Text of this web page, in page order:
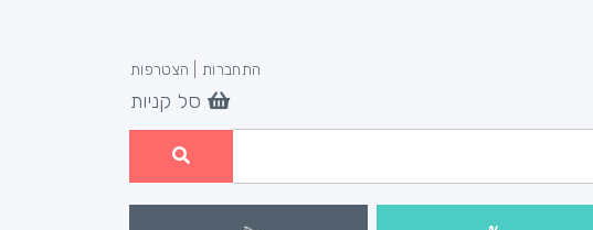
התחברות הצטרפות
סל קניות